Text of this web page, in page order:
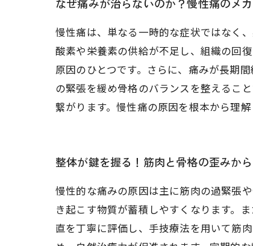
慢性痛は、単なる一時的な症状ではなく
酸素や栄養素の供給が不足し、組織の回
原因のひとつです。さらに、痛みが長期
の緊張を緩め骨格のバランスを整えるこ
繋がります。慢性痛の原因を根本から理
整体が鍵を握る！筋肉と骨格の歪みか
慢性的な痛みの原因は主に筋肉の過緊張
き起こす物質が蓄積しやすくなります。
直を丁寧に評価し、手技療法を用いて筋